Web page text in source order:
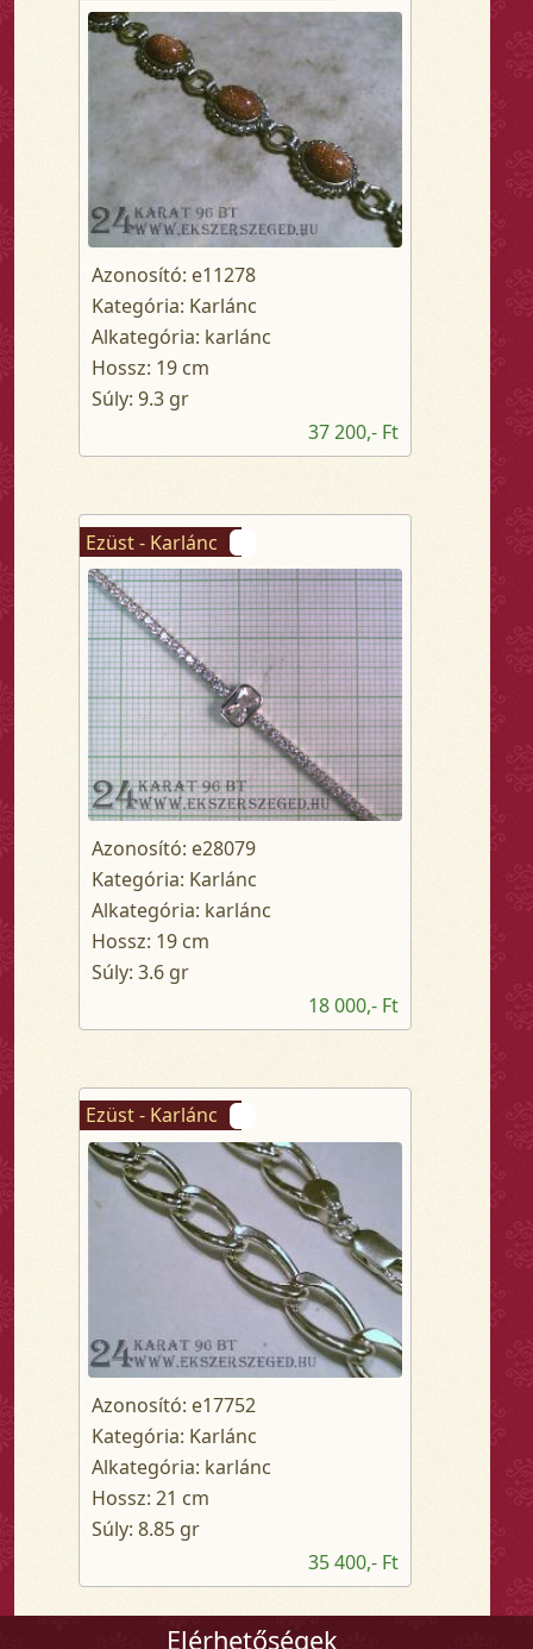
Azonosító: e11278
Kategória: Karlánc
Alkategória: karlánc
Hossz: 19 cm
Súly: 9.3 gr
37 200,- Ft
Ezüst - Karlánc
Azonosító: e28079
Kategória: Karlánc
Alkategória: karlánc
Hossz: 19 cm
Súly: 3.6 gr
18 000,- Ft
Ezüst - Karlánc
Azonosító: e17752
Kategória: Karlánc
Alkategória: karlánc
Hossz: 21 cm
Súly: 8.85 gr
35 400,- Ft
Elérhetőségek